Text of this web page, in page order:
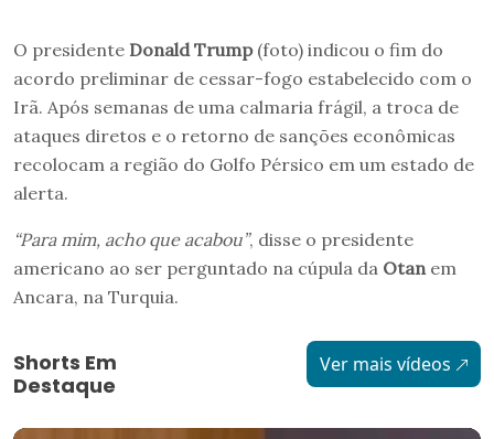
O presidente Donald Trump(foto) indicou o fim do
acordo preliminar de cessar-fogo estabelecido com o
Irã. Após semanas de uma calmaria frágil, a troca de
ataques diretos e o retorno de sanções econômicas
recolocam a região do Golfo Pérsico em um estado de
alerta.
“Para mim, acho que acabou”, disse o presidente
americano ao ser perguntado na cúpula da Otanem
Ancara, na Turquia.
Shorts Em
Destaque
Ver mais vídeos